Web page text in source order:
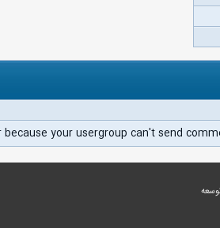
your usergroup can't send